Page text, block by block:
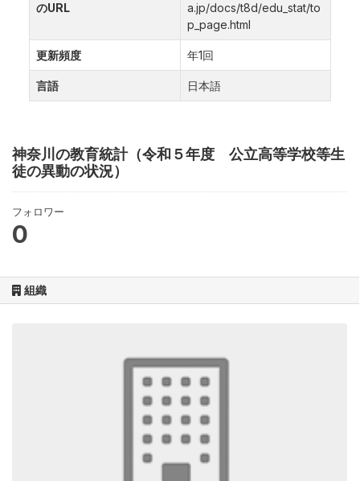
神奈川の教育統計（令和５年度 公立高等学校等生
徒の異動の状況）
フォロワー
0
組織
のURL
a.jp/docs/t8d/edu_stat/to
p_page.html
更新頻度 年1回
言語 日本語